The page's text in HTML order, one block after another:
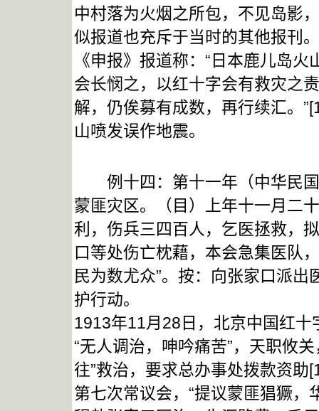
中村落为火烟之所包，不见岛影
似报道也充斥于当时的其他报刊
《申报》报道称：“日本鹿儿岛
会长悯之，以红十字会有救灾之
解，仍俟募有成数，再行续汇。
山喷发误作地震。
例十四：第十一年（中华民国
蒙匪灾区。（目）上年十一月二
利，伤兵三四百人，乞医拯救，
口等处伤亡枕藉，本会急集医队
民为数尤众”。按：向张家口派
护行动。
1913年11月28日，北京中国红
“无人调治，呻吟痛苦”，天职攸
往”救治，要求总办事处拨款资
第七次常议会，“提议蒙匪猖獗